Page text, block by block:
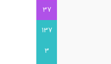
37
137
3